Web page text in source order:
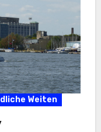
Weiten